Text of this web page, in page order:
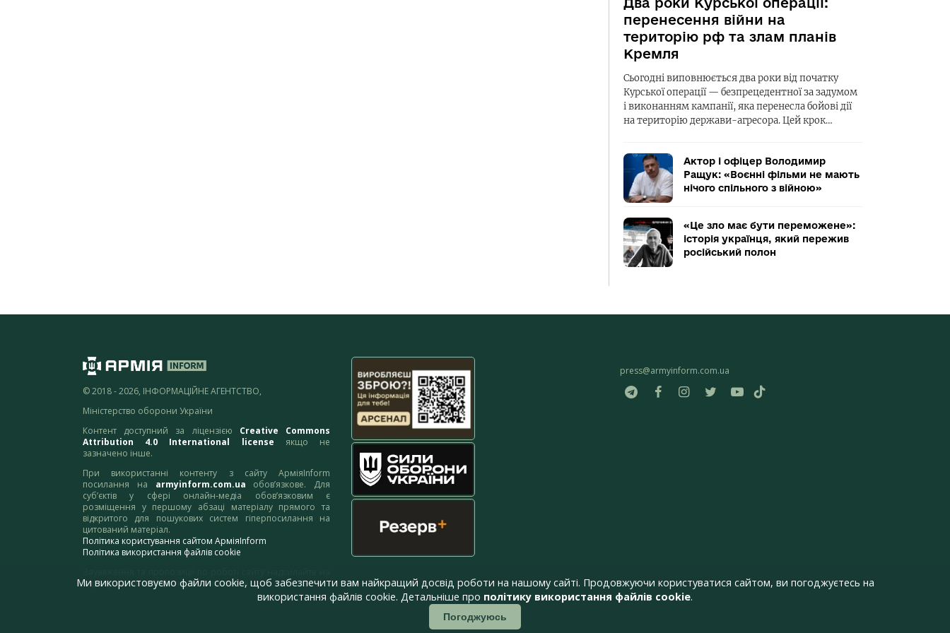
перенесення війни на
територію рф та злам планів
Кремля
Сьогодні виповнюється два роки від початку
Курської операції — безпрецедентної за задумом
і виконанням кампанії, яка перенесла бойові дії
на територію держави-агресора. Цей крок…
Актор і офіцер Володимир
Ращук: «Воєнні фільми не мають
нічого спільного з війною»
«Це зло має бути переможене»:
історія українця, який пережив
російський полон
© 2018 - 2026, ІНФОРМАЦІЙНЕ АГЕНТСТВО,
Міністерство оборони України
Контент доступний за ліцензією Creative Commons
Attribution 4.0 International license якщо не
зазначено інше.
При використанні контенту з сайту АрміяInform
посилання на armyinform.com.ua обов’язкове. Для
суб’єктів у сфері онлайн-медіа обов’язковим є
розміщення у першому абзаці матеріалу прямого та
відкритого для пошукових систем гіперпосилання на
цитований матеріал.
Політика користування сайтом АрміяInform
Політика використання файлів cookie
адресу:webmaster@armyinform.com.ua
press@armyinform.com.ua
Ми використовуємо файли cookie, щоб забезпечити вам найкращий досвід роботи на нашому сайті. Продовжуючи користуватися сайтом, ви погоджуєтесь на
використання файлів cookie. Детальніше про політику використання файлів cookie.
Погоджуюсь